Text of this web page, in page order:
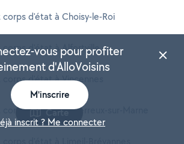
d'état à Choisy-le-Roi
corps d'état à Alfortville
corps d'état à Vincennes
corps d'état à Le Perreux-sur-Marne
Carte
vous pour profiter
d'AlloVoisins
M'inscrire
inscrit ? Me connecter